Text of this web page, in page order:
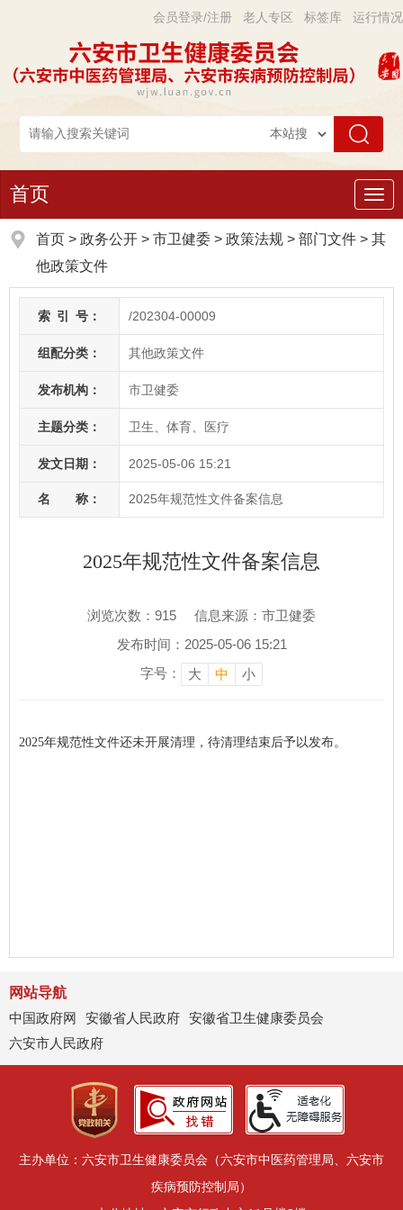
会员登录/注册 老人专区 标签库 运行情况
导
首页
首页 > 政务公开 > 市卫健委 > 政策法规 > 部门文件 > 其
他政策文件
索 引 号： /202304-00009
组配分类： 其他政策文件
发布机构： 市卫健委
主题分类： 卫生、体育、医疗
发文日期： 2025-05-06 15:21
名 称： 2025年规范性文件备案信息
2025年规范性文件备案信息
浏览次数： 915
信息来源：市卫健委
发布时间：2025-05-06 15:21
字号：
大 中 小
2025年规范性文件还未开展清理，待清理结束后予以发布。
网站导航
中国政府网
安徽省人民政府 安徽省卫生健康委员会
六安市人民政府
主办单位：六安市卫生健康委员会（六安市中医药管理局、六安市
疾病预防控制局）